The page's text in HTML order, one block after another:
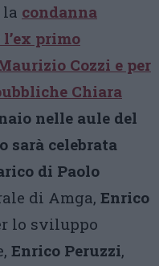
la condanna
primo
Cozzi e per
Chiara
nelle aule del
sarà celebrata
di Paolo
di Amga, Enrico
lo sviluppo
Enrico Peruzzi,